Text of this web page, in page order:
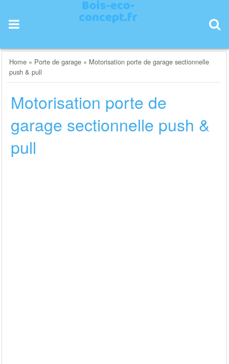
content
Home » Porte de garage » Motorisation porte de garage sectionnelle
push & pull
Motorisation porte de
garage sectionnelle push &
pull